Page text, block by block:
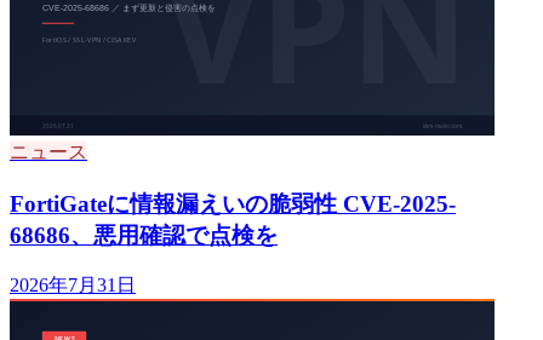
ニュース
FortiGateに情報漏えいの脆弱性 CVE-2025-
68686、悪用確認で点検を
2026年7月31日